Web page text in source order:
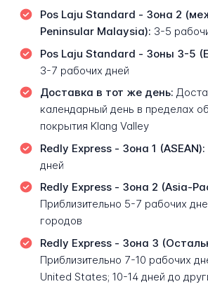
Pos Laju Standard - Зона 2
Peninsular Malaysia): 3-5
Pos Laju Standard - Зоны 3-5
3-7 рабочих дней
Доставка в тот же день:
календарный день в пределах
покрытия Klang Valley
Redly Express - Зона 1 (ASEAN):
дней
Redly Express - Зона 2 (Asia-
Приблизительно 5-7 рабочих
городов
Redly Express - Зона 3
Приблизительно 7-10 рабочих
United States; 10-14 дней до